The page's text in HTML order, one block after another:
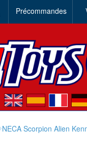
Précommandes
en es de
NECA Scorpion Alien